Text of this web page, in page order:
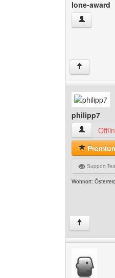
lone-award
lone-
↑
philipp7
philipp7
Support-
Wohnort:
↑